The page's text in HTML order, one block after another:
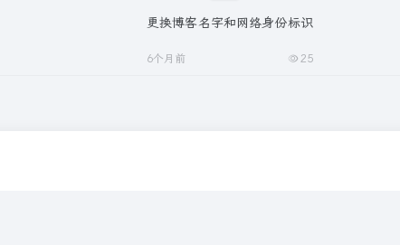
更换博客名字和网络身份标识
6个月前 25